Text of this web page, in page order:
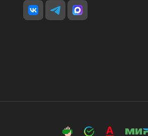
в отношении файлов Cookie.